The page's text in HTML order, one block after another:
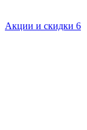
Акции и скидки 6